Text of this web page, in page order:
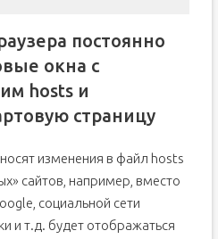
постоянно
окна с
hosts и
страницу
изменения в файл hosts
сайтов, например, вместо
социальной сети
и т.д. будет отображаться